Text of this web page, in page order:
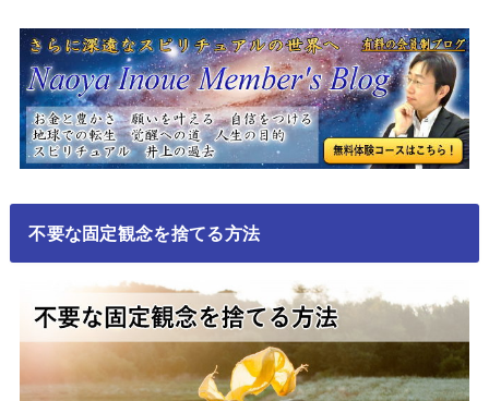
不要な固定観念を捨てる方法